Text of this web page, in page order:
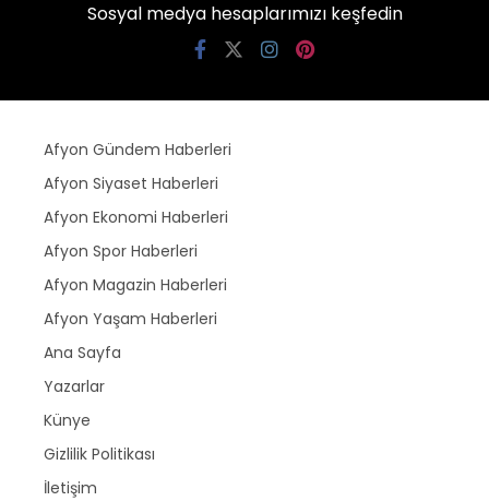
Sosyal medya hesaplarımızı keşfedin
Afyon Gündem Haberleri
Afyon Siyaset Haberleri
Afyon Ekonomi Haberleri
Afyon Spor Haberleri
Afyon Magazin Haberleri
Afyon Yaşam Haberleri
Ana Sayfa
Yazarlar
Künye
Gizlilik Politikası
İletişim